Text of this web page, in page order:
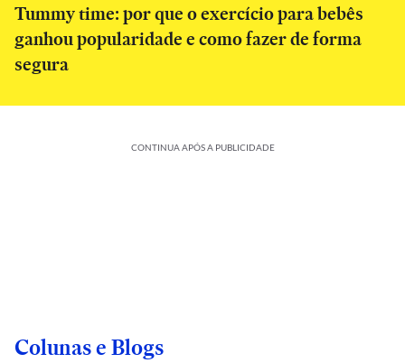
Tummy time: por que o exercício para bebês
ganhou popularidade e como fazer de forma
segura
CONTINUA APÓS A PUBLICIDADE
Colunas e Blogs